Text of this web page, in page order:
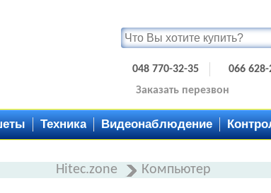
048 770-32-35 066
Заказать перезвон
Техника Видеонаблюдение
Hitec.zone Компьютер